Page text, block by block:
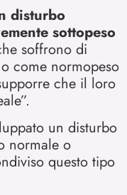
disturbo
sottopeso
soffrono di
come normopeso
che il loro
un disturbo
normale o
questo tipo